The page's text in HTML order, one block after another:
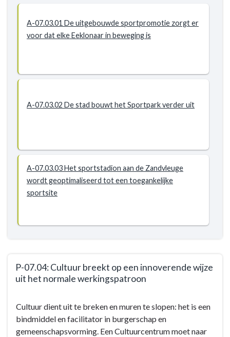
A-07.03.01 De uitgebouwde sportpromotie zorgt er
voor dat elke Eeklonaar in beweging is
A-07.03.02 De stad bouwt het Sportpark verder uit
A-07.03.03 Het sportstadion aan de Zandvleuge
wordt geoptimaliseerd tot een toegankelijke
sportsite
P-07.04: Cultuur breekt op een innoverende wijze
uit het normale werkingspatroon
naar
navigatie
Cultuur dient uit te breken en muren te slopen: het is een
bindmiddel en facilitator in burgerschap en
gemeenschapsvorming. Een Cultuurcentrum moet naar